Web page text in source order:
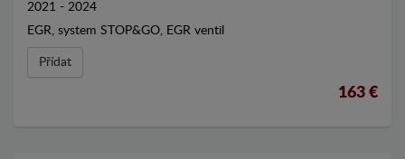
2021 - 2024
EGR, system STOP&GO, EGR ventil
Přídat
163 €